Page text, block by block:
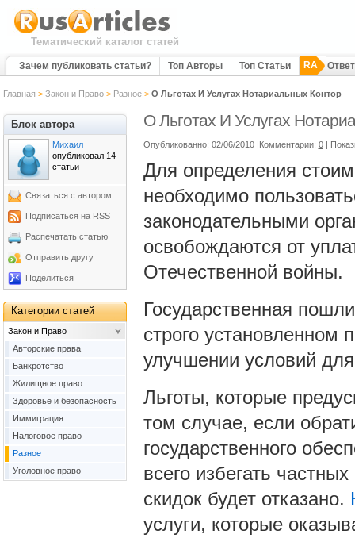
Тематический каталог статей
Зачем публиковать статьи? Топ Авторы Топ Статьи RA
Главная > Закон и Право> Разное> О Льготах И Услугах Нотариальных Контор
О Льготах И Услугах
Опубликованно: 02/06/2010 |Комментарии: 0 |
Для определения
необходимо
законодательными
освобождаются от
Отечественной войны.
Государственная
строго установленном
улучшении условий
Льготы, которые
том случае, если
государственного
всего избегать
скидок будет отказано.
услуги, которые
Блок автора
Михаил
опубликовал 14
статьи
Связаться с автором
Подписаться на RSS
Распечатать статью
Отправить другу
Поделиться
Категории статей
Закон и Право
Авторские права
Банкротство
Жилищное право
Здоровье и безопасность
Иммиграция
Налоговое право
Разное
Уголовное право